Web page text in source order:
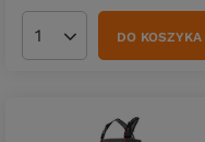
Ilość produktówDO KOSZYKA